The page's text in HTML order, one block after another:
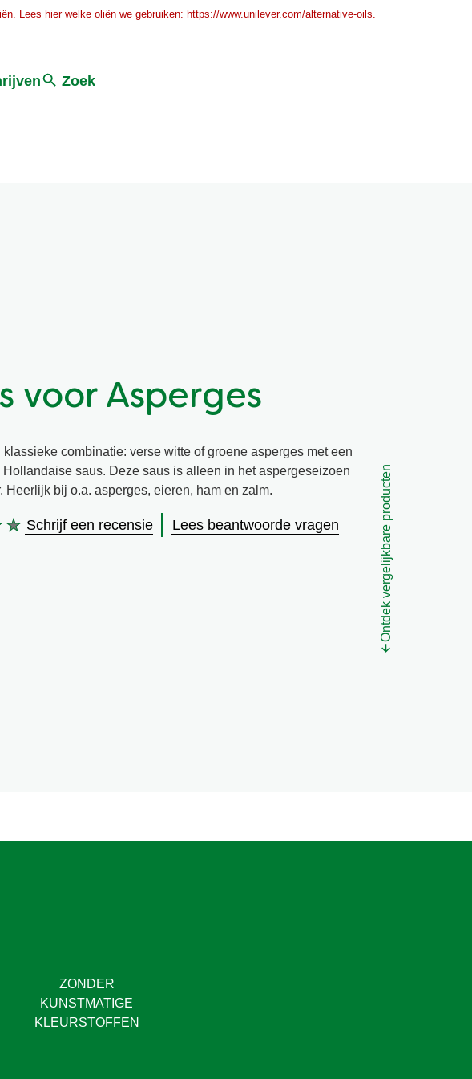
Lees hier welke oliën we gebruiken: https://www.unilever.com/alternative-oils.
Zoek
voor Asperges
combinatie: verse witte of groene asperges met een
Hollandaise saus. Deze saus is alleen in het aspergeseizoen
Heerlijk bij o.a. asperges, eieren, ham en zalm.
Schrijf een recensie Lees beantwoorde vragen Ontdek vergelijkbare producten
ZONDER
KUNSTMATIGE
KLEURSTOFFEN